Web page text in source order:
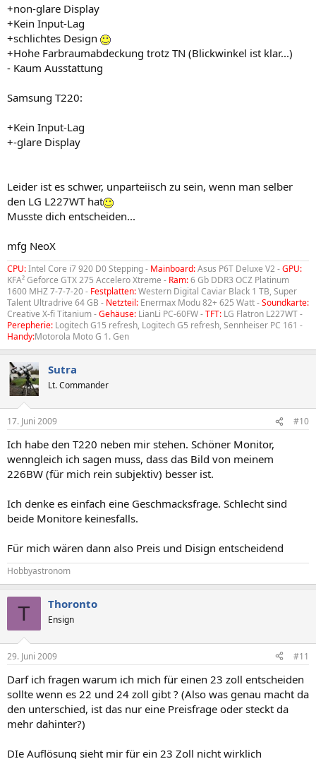
+non-glare Display
+Kein Input-Lag
+schlichtes Design
+Hohe Farbraumabdeckung trotz TN (Blickwinkel ist klar...)
- Kaum Ausstattung
Samsung T220:
+Kein Input-Lag
+-glare Display
Leider ist es schwer, unparteiisch zu sein, wenn man selber
den LG L227WT hat
Musste dich entscheiden...
mfg NeoX
CPU:Intel Core i7 920 D0 Stepping - Mainboard:Asus P6T Deluxe V2 -GPU:
KFA² Geforce GTX 275 Accelero Xtreme - Ram:6 Gb DDR3 OCZ Platinum
1600 MHZ 7-7-7-20 - Festplatten:Western Digital Caviar Black 1 TB, Super
Talent Ultradrive 64 GB - Netzteil: Enermax Modu 82+ 625 Watt -Soundkarte:
Creative X-fi Titanium -Gehäuse: LianLi PC-60FW -TFT: LG Flatron L227WT -
Perepherie: Logitech G15 refresh, Logitech G5 refresh, Sennheiser PC 161 -
Handy:Motorola Moto G 1. Gen
Sutra
Lt. Commander
17. Juni 2009 #10
Ich habe den T220 neben mir stehen. Schöner Monitor,
wenngleich ich sagen muss, dass das Bild von meinem
226BW (für mich rein subjektiv) besser ist.
Ich denke es einfach eine Geschmacksfrage. Schlecht sind
beide Monitore keinesfalls.
Für mich wären dann also Preis und Disign entscheidend
Hobbyastronom
T Thoronto
Ensign
29. Juni 2009 #11
Darf ich fragen warum ich mich für einen 23 zoll entscheiden
sollte wenn es 22 und 24 zoll gibt ? (Also was genau macht da
den unterschied, ist das nur eine Preisfrage oder steckt da
mehr dahinter?)
DIe Auflösung sieht mir für ein 23 Zoll nicht wirklich